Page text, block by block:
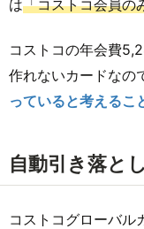
は「コストコ会員の
コストコの年会費
作れないカードなの
っていると考えるこ
自動引き落と
コストコグローバル